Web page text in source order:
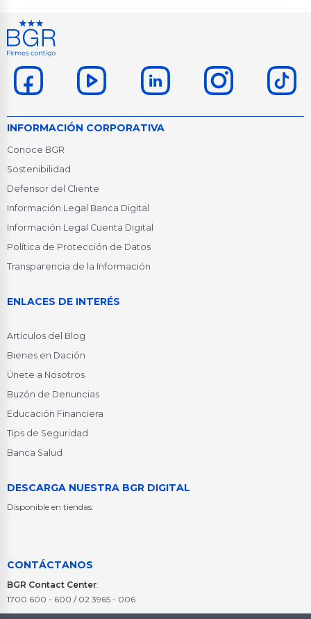
INFORMACIÓN CORPORATIVA
Conoce BGR
Sostenibilidad
Defensor del Cliente
Información Legal Banca Digital
Información Legal Cuenta Digital
Política de Protección de Datos
Transparencia de la Información
ENLACES DE INTERÉS
Artículos del Blog
Bienes en Dación
Únete a Nosotros
Buzón de Denuncias
Educación Financiera
Tips de Seguridad
Banca Salud
DESCARGA NUESTRA BGR DIGITAL
Disponible en tiendas:
CONTÁCTANOS
BGR Contact Center:
1700 600 - 600 / 02 3965 - 006